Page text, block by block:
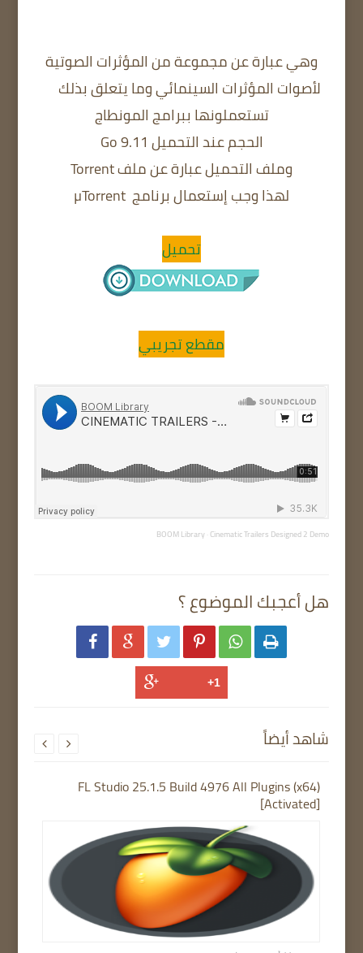
وهي عبارة عن مجموعة من المؤثرات الصوتية
لأصوات المؤثرات السينمائي وما يتعلق بذلك
تستعملونها ببرامج المونطاج
الحجم عند التحميل 9.11 Go
وملف التحميل عبارة عن ملف Torrent
لهذا وجب إستعمال برنامج µTorrent
تحميل
مقطع تجريبي
BOOM Library· Cinematic Trailers Designed 2 Demo
هل أعجبك الموضوع ؟
     
شاهد أيضاً
FL Studio 25.1.5 Build 4976 All Plugins (x64)
[Activated]
 